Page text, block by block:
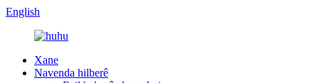
English
Xane
Navenda hilberê